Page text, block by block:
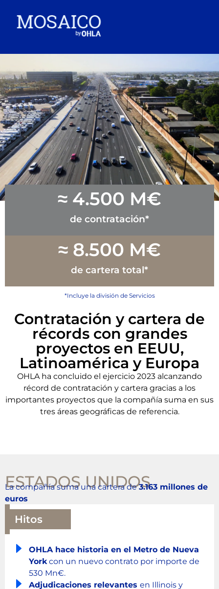
de contratación*
≈ 4.500 M€
de cartera total*
≈ 8.500 M€
*Incluye la división de Servicios
Contratación y cartera de
récords con grandes
proyectos en EEUU,
Latinoamérica y Europa
OHLA ha concluido el ejercicio 2023 alcanzando
récord de contratación y cartera gracias a los
importantes proyectos que la compañía suma en sus
tres áreas geográficas de referencia.
ESTADOS UNIDOS
La compañía suma una cartera de3.163 millones de
euros
Hitos
OHLA hace historia en el Metro de Nueva
Yorkcon un nuevo contrato por importe de
530 Mn€.
Adjudicaciones relevantes en Illinois y